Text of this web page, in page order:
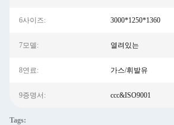
6사이즈: 3000*1250*1360
7모델: 열려있는
8연료: 가스/휘발유
9증명서: ccc&ISO9001
Tags: